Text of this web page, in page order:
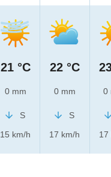
21 °C
0 mm
S
15 km/h
22 °C
0 mm
S
17 km/h
0
17